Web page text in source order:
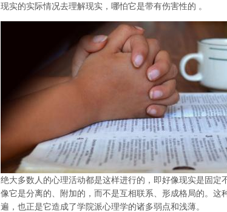
现实的实际情况去理解现实，哪怕它是带有伤害性的 。
绝大多数人的心理活动都是这样进行的，即好像现实是固
像它是分离的、附加的，而不是互相联系、形成格局的。
遍，也正是它造成了学院派心理学的诸多弱点和浅薄。